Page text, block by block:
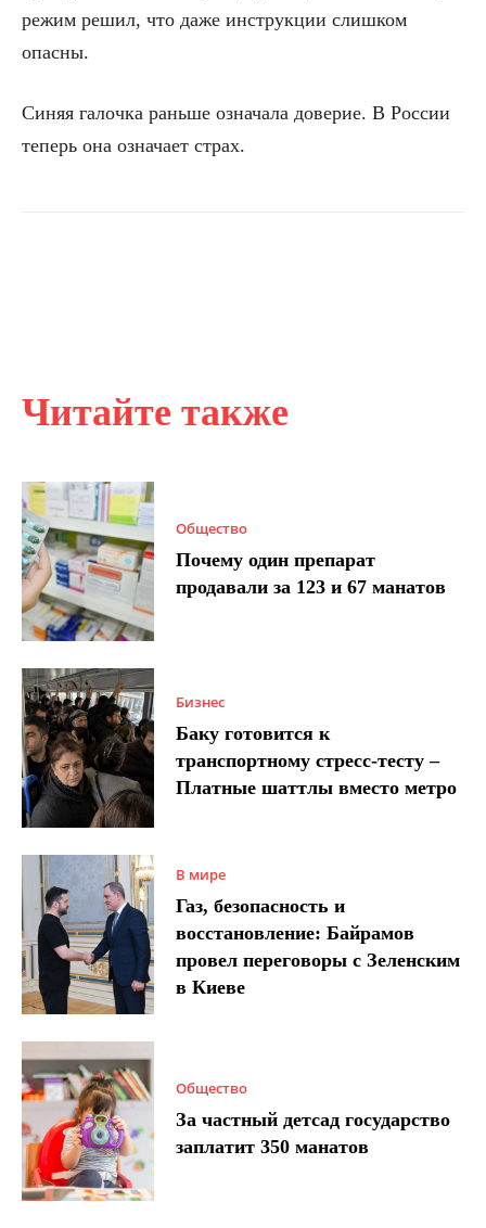
Читайте также
Общество
Почему один препарат
продавали за 123 и 67 манатов
Бизнес
Баку готовится к
транспортному стресс-тесту –
Платные шаттлы вместо метро
В мире
Газ, безопасность и
восстановление: Байрамов
провел переговоры с Зеленским
в Киеве
Общество
За частный детсад государство
заплатит 350 манатов
режим решил, что даже инструкции слишком
опасны.
Синяя галочка раньше означала доверие. В России
теперь она означает страх.